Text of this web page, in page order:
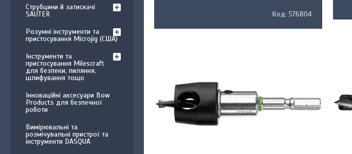
576804
Струбцини й затискачі
SAUTER
Розумні інструменти та
пристосування Microjig (США)
Інструменти та
пристосування Milescraft
для безпеки, пиляння,
шлифування тощо
Інноваційні аксесуари Bow
Products для безпечної
роботи
Вимірювальні та
розмічувальні пристрої та
інструменти DASQUA